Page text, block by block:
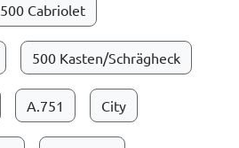
500 Cabriolet
500 Kasten/Schrägheck
A.751 City